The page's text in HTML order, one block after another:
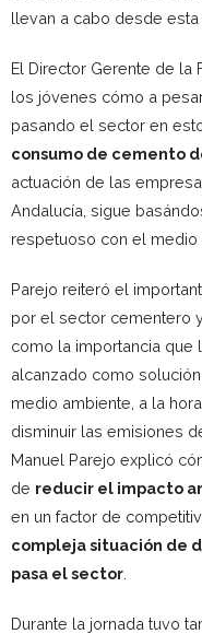
llevan a cabo desde
El Director Gerente de la
los jóvenes cómo a
pasando el sector en
consumo de cemento
actuación de las
Andalucía, sigue
respetuoso con el medio
Parejo reiteró el
por el sector cementero
como la importancia que
alcanzado como
medio ambiente, a la
disminuir las emisiones
Manuel Parejo explicó
de reducir el impacto
en un factor de
compleja situación de
pasa el sector
Durante la jornada tuvo